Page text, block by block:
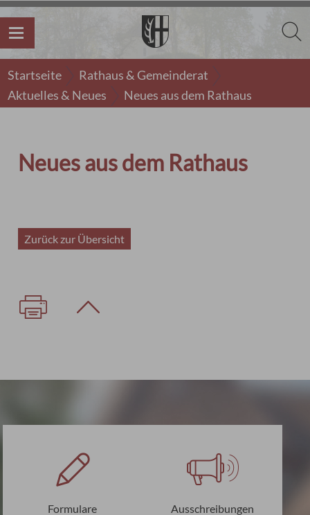
Startseite
Rathaus & Gemeinderat
Aktuelles & Neues
Neues aus dem Rathaus
Neues aus dem Rathaus
Zurück zur Übersicht
Formulare Ausschreibungen